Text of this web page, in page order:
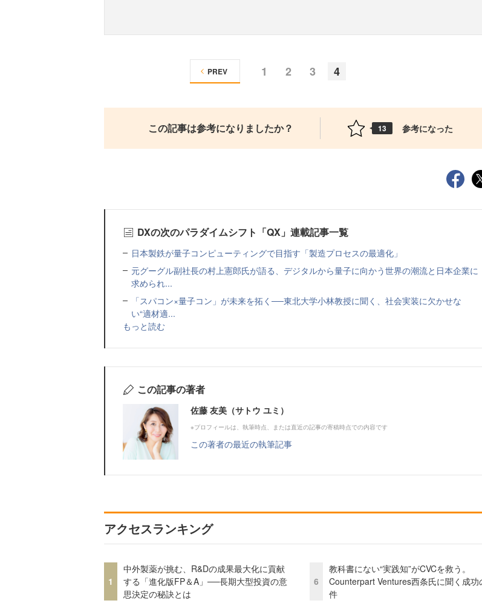
1 2 3 4
PREV
この記事は参考になりましたか？ 13 参考になった
DXの次のパラダイムシフト「QX」連載記事一覧
日本製鉄が量子コンピューティングで目指す「製造プロセスの最適化」
元グーグル副社長の村上憲郎氏が語る、デジタルから量子に向かう世界の潮流と日本企業に
求められ...
「スパコン×量子コン」が未来を拓く──東北大学小林教授に聞く、社会実装に欠かせな
い“適材適...
もっと読む
この記事の著者
佐藤 友美（サトウ ユミ）
※プロフィールは、執筆時点、または直近の記事の寄稿時点での内容です
この著者の最近の執筆記事
アクセスランキング
1
中外製薬が挑む、R&Dの成果最大化に貢献
する「進化版FP＆A」──長期大型投資の意
思決定の秘訣とは
6
教科書にない“実践知”がCVCを救う。
Counterpart Ventures西条氏に聞く成功
件